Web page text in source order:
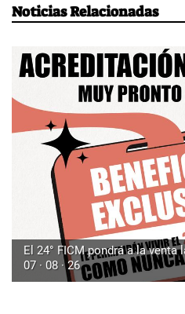
Noticias Relacionadas
El 24° FICM pondrá a la
07 · 08 · 26